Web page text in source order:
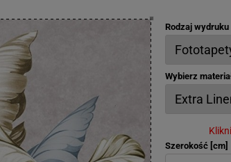
Rodzaj wydruku
Wybierz
Szerokość [cm]